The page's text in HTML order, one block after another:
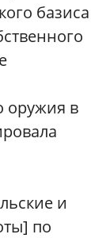
базиса
оружия в
и
по